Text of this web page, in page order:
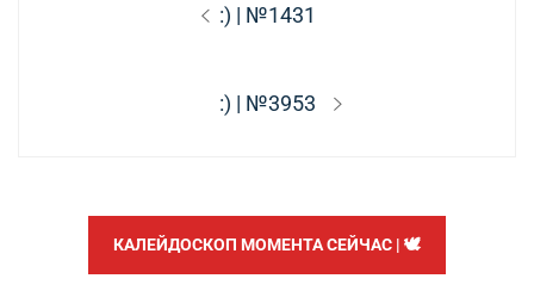
Предыдущая
:) | №1431
Следующая
:) | №3953
КАЛЕЙДОСКОП МОМЕНТА СЕЙЧАС | 🕊️